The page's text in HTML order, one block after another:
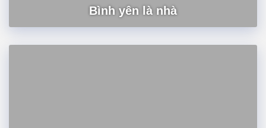
Bình yên là nhà